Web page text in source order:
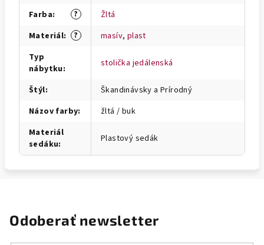
?
Farba:
Žltá
?
Materiál: masív, plast
Typ
nábytku: stolička jedálenská
Štýl:
Škandinávsky a Prírodný
Názov farby:
žltá / buk
Materiál
sedáku: Plastový sedák
Odoberať newsletter